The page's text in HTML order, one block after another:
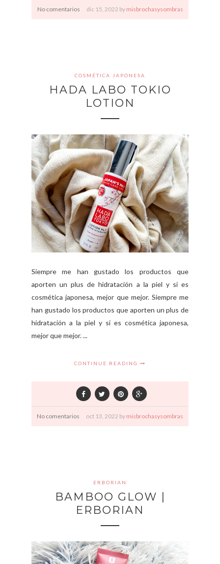
No comentarios dic 15, 2022 by misbrochasysombras
COSMÉTICA JAPONESA
HADA LABO TOKIO
LOTION
Siempre me han gustado los productos que
aporten un plus de hidratación a la piel y si es
cosmética japonesa, mejor que mejor. Siempre me
han gustado los productos que aporten un plus de
hidratación a la piel y si es cosmética japonesa,
mejor que mejor. ...
CONTINUE READING
No comentarios oct 13, 2022 by misbrochasysombras
ERBORIAN
BAMBOO GLOW |
ERBORIAN